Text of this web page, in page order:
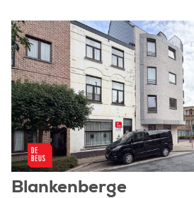
Blankenberge